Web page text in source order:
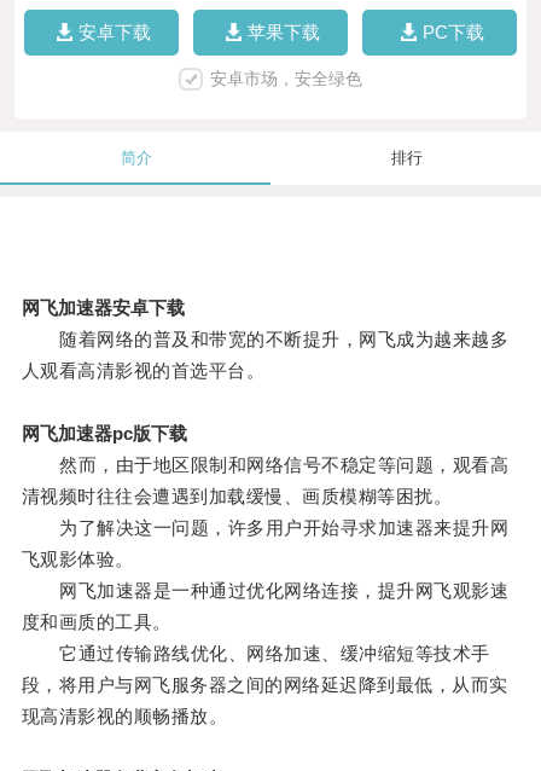
安卓下载 苹果下载 PC下载
安卓市场，安全绿色
简介 排行
网飞加速器安卓下载
随着网络的普及和带宽的不断提升，网飞成为越来越多
人观看高清影视的首选平台。
网飞加速器pc版下载
然而，由于地区限制和网络信号不稳定等问题，观看高
清视频时往往会遭遇到加载缓慢、画质模糊等困扰。
为了解决这一问题，许多用户开始寻求加速器来提升网
飞观影体验。
网飞加速器是一种通过优化网络连接，提升网飞观影速
度和画质的工具。
它通过传输路线优化、网络加速、缓冲缩短等技术手
段，将用户与网飞服务器之间的网络延迟降到最低，从而实
现高清影视的顺畅播放。